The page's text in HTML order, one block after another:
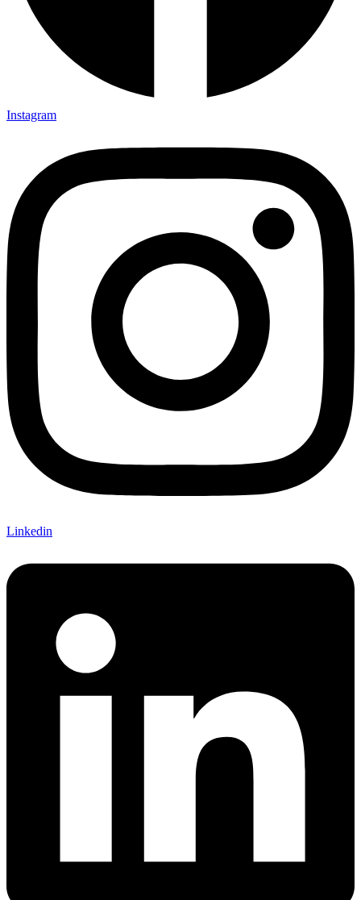
Instagram
Linkedin